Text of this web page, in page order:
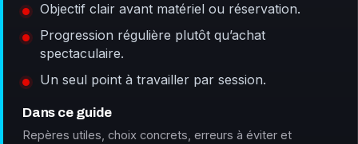
Objectif clair avant matériel ou réservation.
Progression régulière plutôt qu’achat
spectaculaire.
Un seul point à travailler par session.
Dans ce guide
Repères utiles, choix concrets, erreurs à éviter et